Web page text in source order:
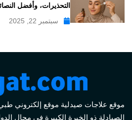
التحذيرات، وأفضل
سبتمبر 22, 2025
موقع علاجات صيدلية موقع إلكتروني
الصيادلة ذو الخبرة الكبيرة في مجال